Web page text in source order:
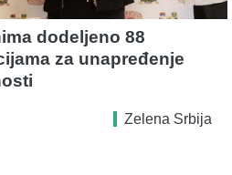
dodeljeno 88
za unapređenje
Zelena Srbija